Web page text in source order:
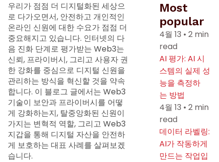
우리가 점점 더 디지털화된 세상으
로 다가오면서, 안전하고 개인적인
온라인 신원에 대한 수요가 점점 더
중요해지고 있습니다. 인터넷의 다
음 진화 단계로 평가받는 Web3는
신뢰, 프라이버시, 그리고 사용자 권
한 강화를 중심으로 디지털 신원을
관리하는 방식을 혁신할 것을 약속
합니다. 이 블로그 글에서는 Web3
기술이 보안과 프라이버시를 어떻
게 강화하는지, 탈중앙화된 신원이
가지는 변혁적 역할, 그리고 Web3
지갑을 통해 디지털 자산을 안전하
게 보호하는 대표 사례를 살펴보겠
습니다.
Most
popular
4월 13 • 2 min
read
AI 평가: AI 시
스템의 실제 성
능을 측정하
는 방법
4월 13 • 2 min
read
데이터 라벨링:
AI가 작동하게
만드는 작업입